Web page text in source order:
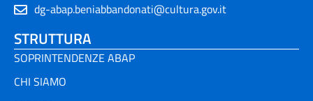
dg-abap.beniabbandonati@cultura.gov.it
STRUTTURA
SOPRINTENDENZE ABAP
CHI SIAMO